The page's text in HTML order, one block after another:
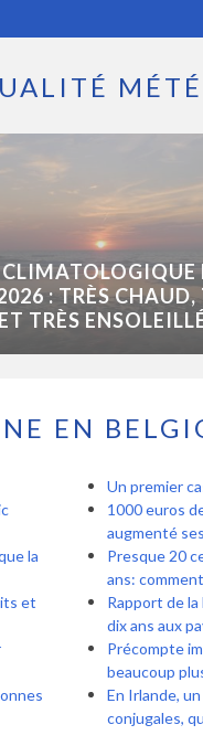
: TRÈS CHAUD,
TRÈS
EN
la
et
Un premier
1000 euros
augmenté
Presque 20
ans:
Rapport de
dix ans aux
Précompte
beaucoup
En Irlande,
conjugales,